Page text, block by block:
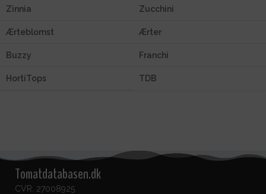
Zinnia Zucchini
Ærteblomst Ærter
Buzzy Franchi
HortiTops TDB
Tomatdatabasen.dk
CVR: 27008925